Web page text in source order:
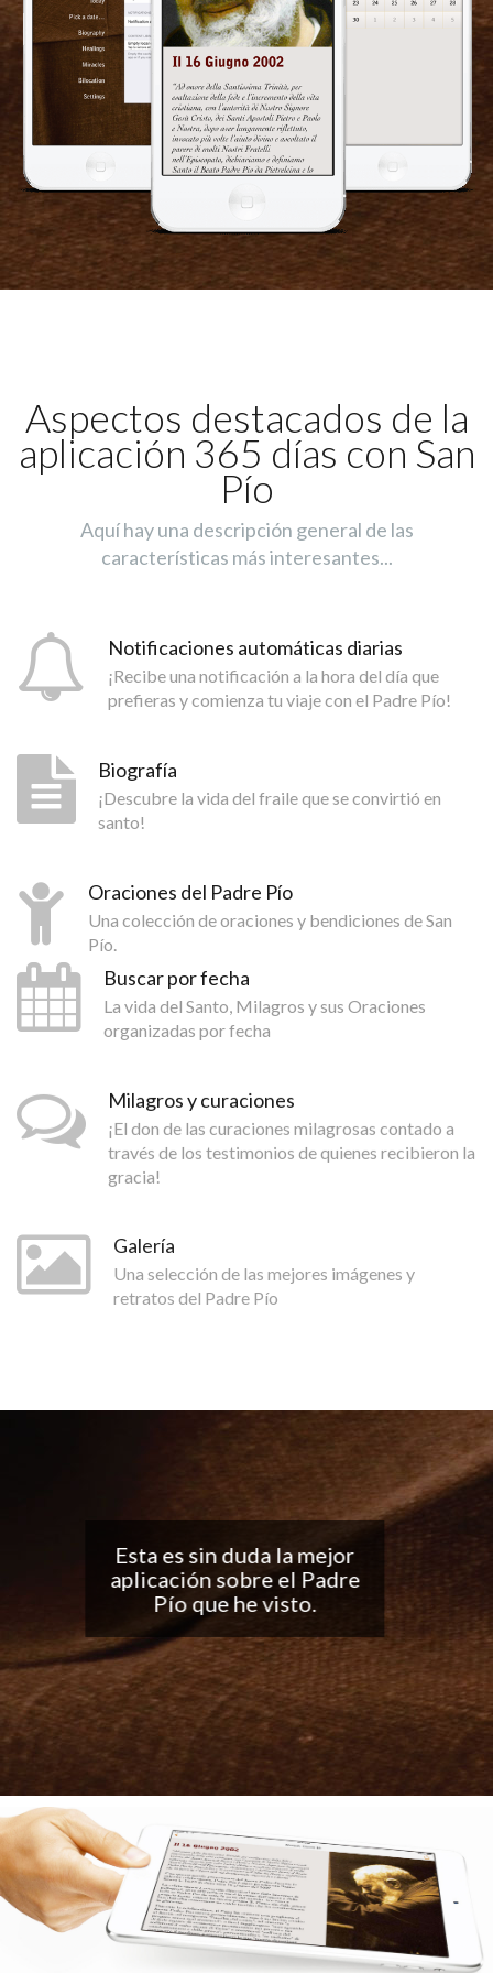
Aspectos destacados de la
aplicación 365 días con San
Pío
Aquí hay una descripción general de las
características más interesantes...
Notificaciones automáticas diarias
¡Recibe una notificación a la hora del día que
prefieras y comienza tu viaje con el Padre Pío!
Biografía
¡Descubre la vida del fraile que se convirtió en
santo!
Oraciones del Padre Pío
Una colección de oraciones y bendiciones de San
Pío.
Buscar por fecha
La vida del Santo, Milagros y sus Oraciones
organizadas por fecha
Milagros y curaciones
¡El don de las curaciones milagrosas contado a
través de los testimonios de quienes recibieron la
gracia!
Galería
Una selección de las mejores imágenes y
retratos del Padre Pío
Buena aplicación, me
encantan las
notificaciones todos los
días... ¡Sigan con el buen
trabajo!